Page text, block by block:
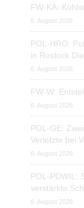
FW-KA:
6. August 2026
POL-HRO:
in Rostock
6. August 2026
FW-W:
6. August 2026
POL-GE:
Verletzte bei
6. August 2026
POL-PDWIL:
verstärkte
6. August 2026